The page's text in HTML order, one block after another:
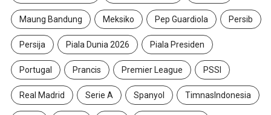
Maung Bandung Meksiko Pep Guardiola Persib
Persija Piala Dunia 2026 Piala Presiden
Portugal Prancis Premier League PSSI
Real Madrid Serie A Spanyol TimnasIndonesia